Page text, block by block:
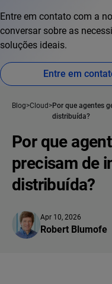
Entre em contato com a
conversar sobre as
soluções ideais.
Entre em
Blog Cloud
Por que agentes
distribuída?
Por que
precisam de
distribuída?
Apr 10, 2026
Robert Blumofe